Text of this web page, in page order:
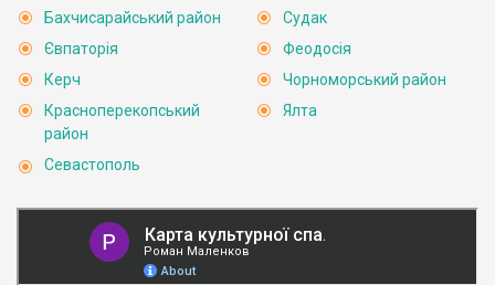
Бахчисарайський район
Євпаторія
Керч
Красноперекопський
район
Севастополь
Судак
Феодосія
Чорноморський район
Ялта